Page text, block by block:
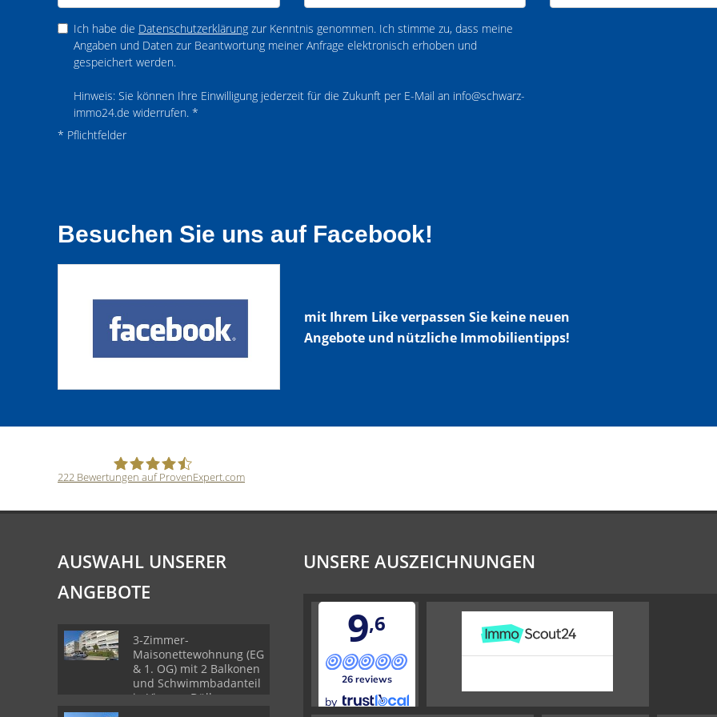
Ich habe die Datenschutzerklärung zur Kenntnis genommen. Ich stimme zu, dass meine
Angaben und Daten zur Beantwortung meiner Anfrage elektronisch erhoben und
gespeichert werden.
Hinweis: Sie können Ihre Einwilligung jederzeit für die Zukunft per E-Mail an info@schwarz-
immo24.de widerrufen. *
* Pflichtfelder
Besuchen Sie uns auf Facebook!
mit Ihrem Like verpassen Sie keine neuen
Angebote und nützliche Immobilientipps!
SCHWARZ Immobilien Ingo Schwarz
222 Bewertungen auf ProvenExpert.com
AUSWAHL UNSERER
ANGEBOTE
3-Zimmer-
Maisonettewohnung (EG
& 1. OG) mit 2 Balkonen
und Schwimmbadanteil
in Viersen-Dülken
UNSERE AUSZEICHNUNGEN
9,6
26 reviews
by